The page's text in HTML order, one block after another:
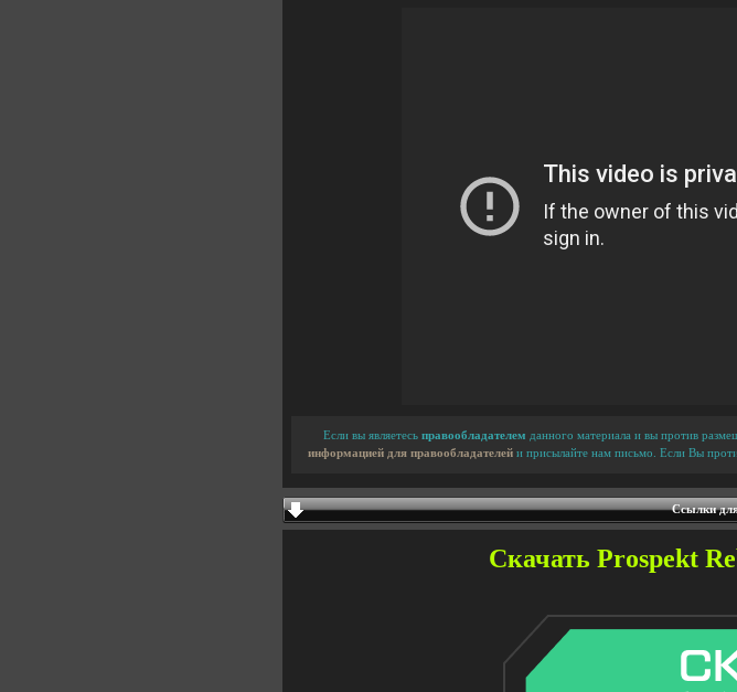
Если вы являетесь правообладателем данного материала и вы против
информацией для правообладателей и присылайте нам письмо. Если Вы
Ссылки
Скачать Prospekt